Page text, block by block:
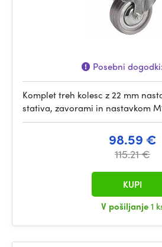
Posebni dogodki:
Komplet treh kolesc z 22 mm
stativa, zavorami in nastavkom
98.59 €
115.21 €
V pošiljanje1
KUPI